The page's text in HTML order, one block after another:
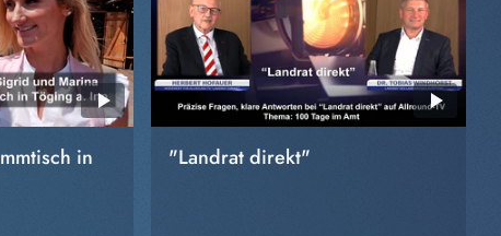
in
"Landrat direkt"